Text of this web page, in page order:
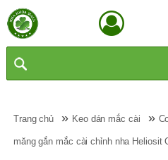
Trang chủ » Keo dán mắc cài »
măng gắn mắc cài chỉnh nha Heliosit